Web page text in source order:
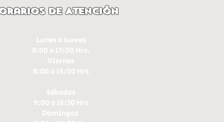
de Atención
Lunes a Jueves
8:00 a 17:00 Hrs.
Viernes
8:00 a 16:00 Hrs​
Sábados
9:00 a 16:30 Hrs
Domingos